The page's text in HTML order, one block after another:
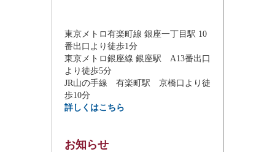
東京メトロ有楽町線 銀座一丁目駅 10
番出口より徒歩1分
東京メトロ銀座線 銀座駅 A13番出口
より徒歩5分
JR山の手線 有楽町駅 京橋口より徒
歩10分
詳しくはこちら
お知らせ